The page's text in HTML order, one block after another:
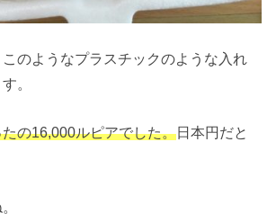
のようなプラスチックのような入れ
。
の16,000ルピアでした。日本円だと